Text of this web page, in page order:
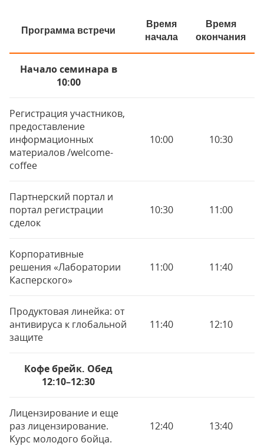
Программа встречи
Время
начала
Время
окончания
Начало семинара в
10:00
Регистрация участников,
предоставление
информационных
материалов /welcome-
coffee
10:00 10:30
Партнерский портал и
портал регистрации
сделок
10:30 11:00
Корпоративные
решения «Лаборатории
Касперского»
11:00 11:40
Продуктовая линейка: от
антивируса к глобальной
защите
11:40 12:10
Кофе брейк. Обед
12:10–12:30
Лицензирование и еще
раз лицензирование.
Курс молодого бойца.
12:40 13:40